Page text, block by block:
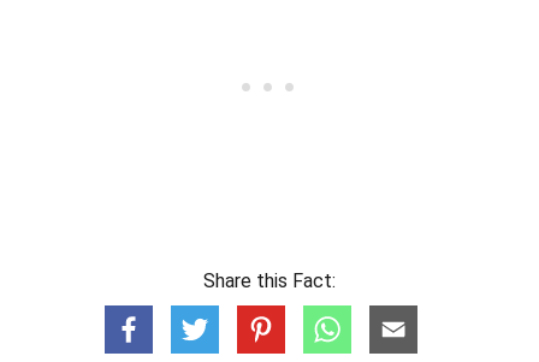
Share this Fact: